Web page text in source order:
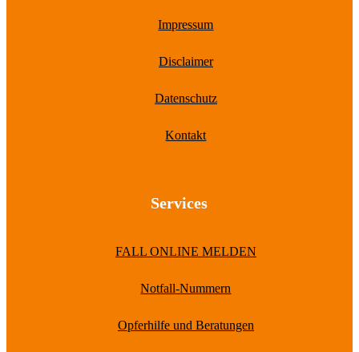
Impressum
Disclaimer
Datenschutz
Kontakt
Services
FALL ONLINE MELDEN
Notfall-Nummern
Opferhilfe und Beratungen